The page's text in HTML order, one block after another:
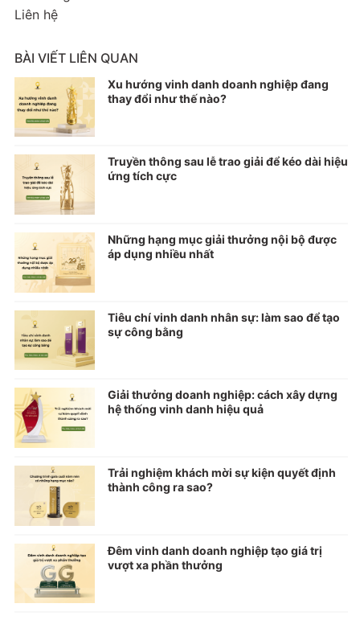
Liên hệ
BÀI VIẾT LIÊN QUAN
Xu hướng vinh danh doanh nghiệp đang
thay đổi như thế nào?
Truyền thông sau lễ trao giải để kéo dài hiệu
ứng tích cực
Những hạng mục giải thưởng nội bộ được
áp dụng nhiều nhất
Tiêu chí vinh danh nhân sự: làm sao để tạo
sự công bằng
Giải thưởng doanh nghiệp: cách xây dựng
hệ thống vinh danh hiệu quả
Trải nghiệm khách mời sự kiện quyết định
thành công ra sao?
Đêm vinh danh doanh nghiệp tạo giá trị
vượt xa phần thưởng